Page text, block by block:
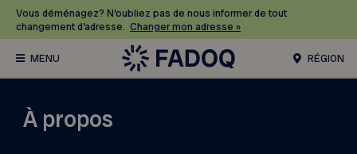
Vous déménagez? N’oubliez pas de nous informer de tout
changement d’adresse. Changer mon adresse »
RÉGION
À propos